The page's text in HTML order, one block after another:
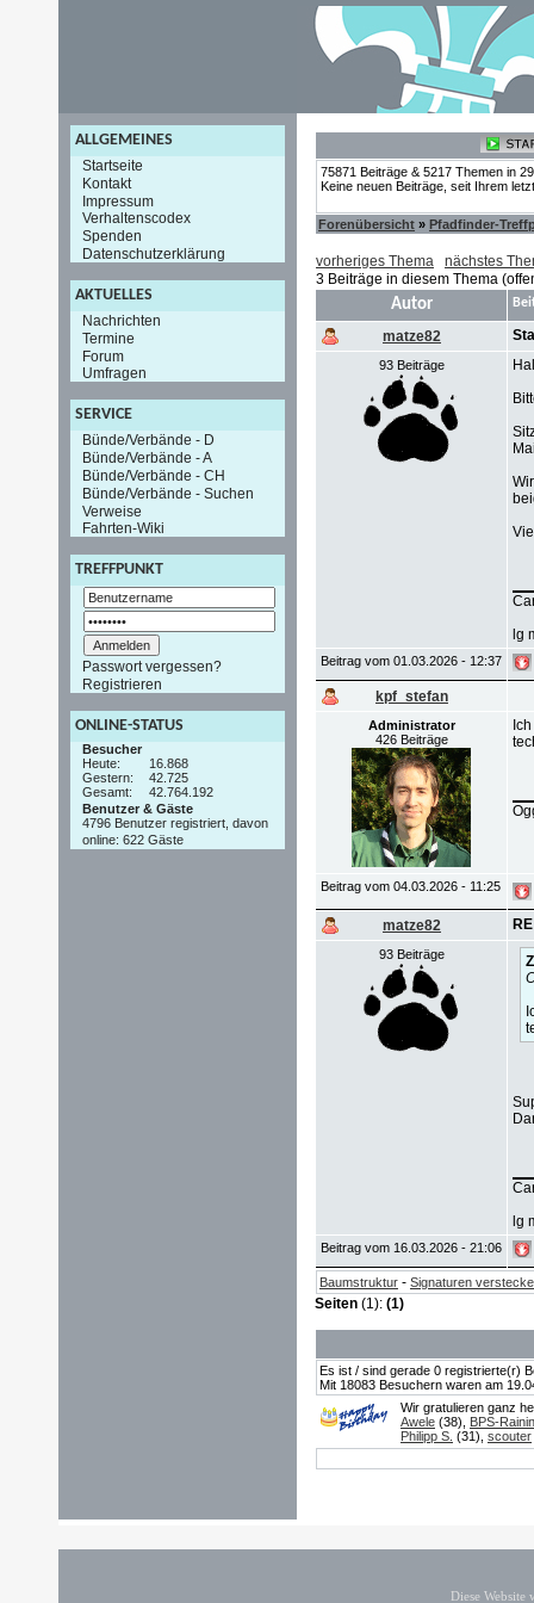
ALLGEMEINES
Startseite
Kontakt
Impressum
Verhaltenscodex
Spenden
Datenschutzerklärung
AKTUELLES
Nachrichten
Termine
Forum
Umfragen
SERVICE
Bünde/Verbände - D
Bünde/Verbände - A
Bünde/Verbände - CH
Bünde/Verbände - Suchen
Verweise
Fahrten-Wiki
TREFFPUNKT
Passwort vergessen?
Registrieren
ONLINE-STATUS
Besucher
Heute:
16.868
Gestern:
42.725
Gesamt:
42.764.192
Benutzer & Gäste
4796 Benutzer registriert, davon
online: 622 Gäste
75871 Beiträge & 5217 Themen in
Keine neuen Beiträge, seit Ihrem
Forenübersicht » Pfadfinder-
vorheriges Thema
nächstes
3 Beiträge in diesem Thema
Autor
matze82
93 Beiträge
lg
Beitrag vom 01.03.2026 - 12:37
kpf_stefan
Administrator
426 Beiträge
Beitrag vom 04.03.2026 - 11:25
matze82
93 Beiträge
lg
Beitrag vom 16.03.2026 - 21:06
Baumstruktur - Signaturen
Seiten (1): (1)
Es ist / sind gerade 0 registrierte(r)
Mit 18083 Besuchern waren am
Wir gratulieren ganz
Awele (38), BPS-
Philipp S. (31), scouter
Diese